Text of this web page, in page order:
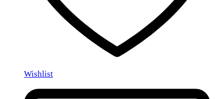
Wishlist